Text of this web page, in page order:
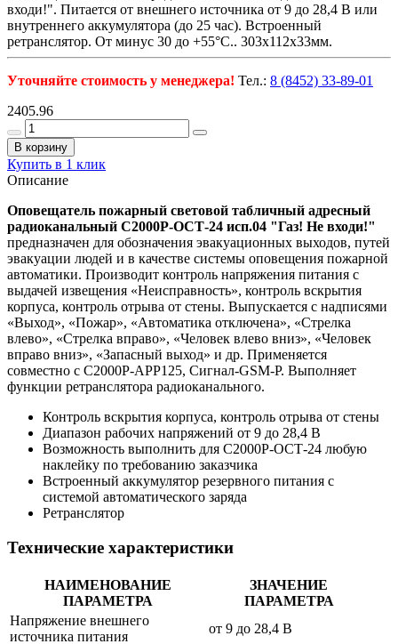
входи!". Питается от внешнего источника от 9 до 28,4 В или
внутреннего аккумулятора (до 25 час). Встроенный
ретранслятор. От минус 30 до +55°С.. 303х112х33мм.
Уточняйте стоимость у менеджера! Тел.: 8 (8452) 33-89-01
2405.96
В корзину
Купить в 1 клик
Описание
Оповещатель пожарный световой табличный адресный
радиоканальный С2000Р-ОСТ-24 исп.04 "Газ! Не входи!"
предназначен для обозначения эвакуационных выходов, путей
эвакуации людей и в качестве системы оповещения пожарной
автоматики. Производит контроль напряжения питания с
выдачей извещения «Неисправность», контроль вскрытия
корпуса, контроль отрыва от стены. Выпускается с надписями
«Выход», «Пожар», «Автоматика отключена», «Стрелка
влево», «Стрелка вправо», «Человек влево вниз», «Человек
вправо вниз», «Запасный выход» и др. Применяется
совместно с С2000Р-АРР125, Сигнал-GSM-Р. Выполняет
функции ретранслятора радиоканального.
Контроль вскрытия корпуса, контроль отрыва от стены
Диапазон рабочих напряжений от 9 до 28,4 В
Возможность выполнить для С2000Р-ОСТ-24 любую
наклейку по требованию заказчика
Встроенный аккумулятор резервного питания с
системой автоматического заряда
Ретранслятор
Технические характеристики
НАИМЕНОВАНИЕ
ПАРАМЕТРА
ЗНАЧЕНИЕ
ПАРАМЕТРА
Напряжение внешнего
источника питания
от 9 до 28,4 В